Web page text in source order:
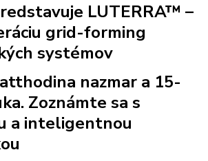
LUTERRA™ –
grid-forming
systémov
nazmar a 15-
Zoznámte sa s
a inteligentnou